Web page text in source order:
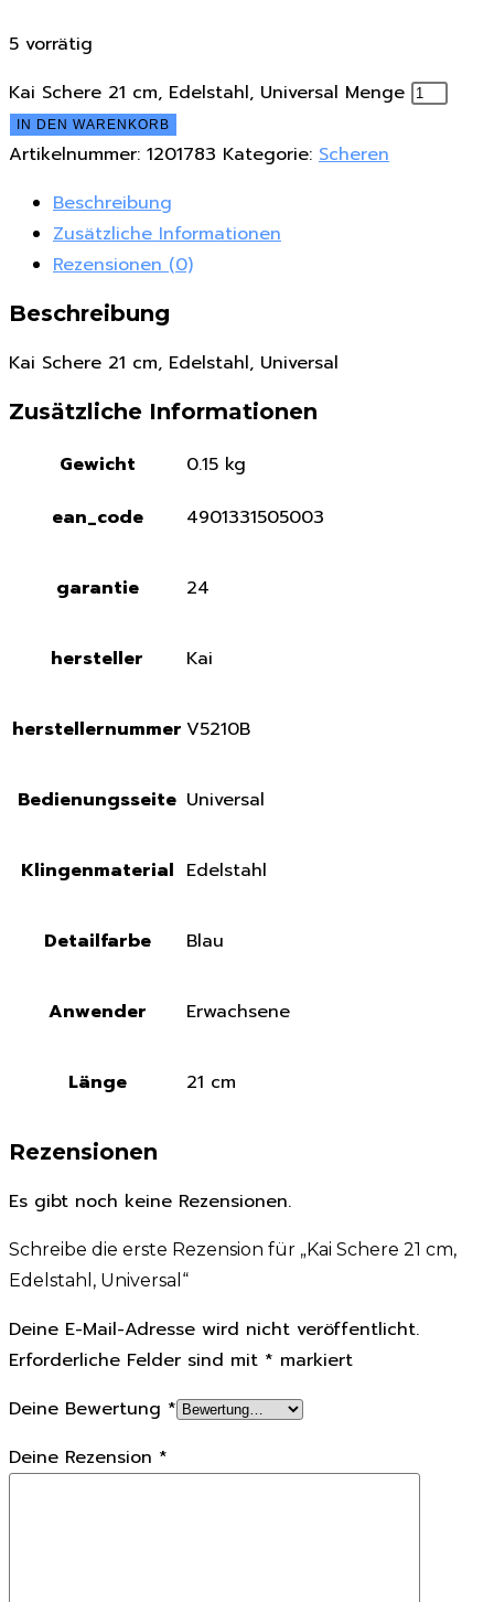
5 vorrätig
Kai Schere 21 cm, Edelstahl, Universal Menge
IN DEN WARENKORB
Artikelnummer: 1201783 Kategorie: Scheren
Beschreibung
Zusätzliche Informationen
Rezensionen (0)
Beschreibung
Kai Schere 21 cm, Edelstahl, Universal
Zusätzliche Informationen
Gewicht
0.15 kg
ean_code
4901331505003
garantie 24
hersteller Kai
herstellernummer V5210B
Bedienungsseite Universal
Klingenmaterial Edelstahl
Detailfarbe Blau
Anwender Erwachsene
Länge 21 cm
Rezensionen
Es gibt noch keine Rezensionen.
Schreibe die erste Rezension für „Kai Schere 21 cm,
Edelstahl, Universal“
Deine E-Mail-Adresse wird nicht veröffentlicht.
Erforderliche Felder sind mit * markiert
Deine Bewertung *
Deine Rezension *